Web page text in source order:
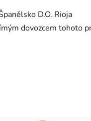
D.O. Rioja
dovozcem tohoto